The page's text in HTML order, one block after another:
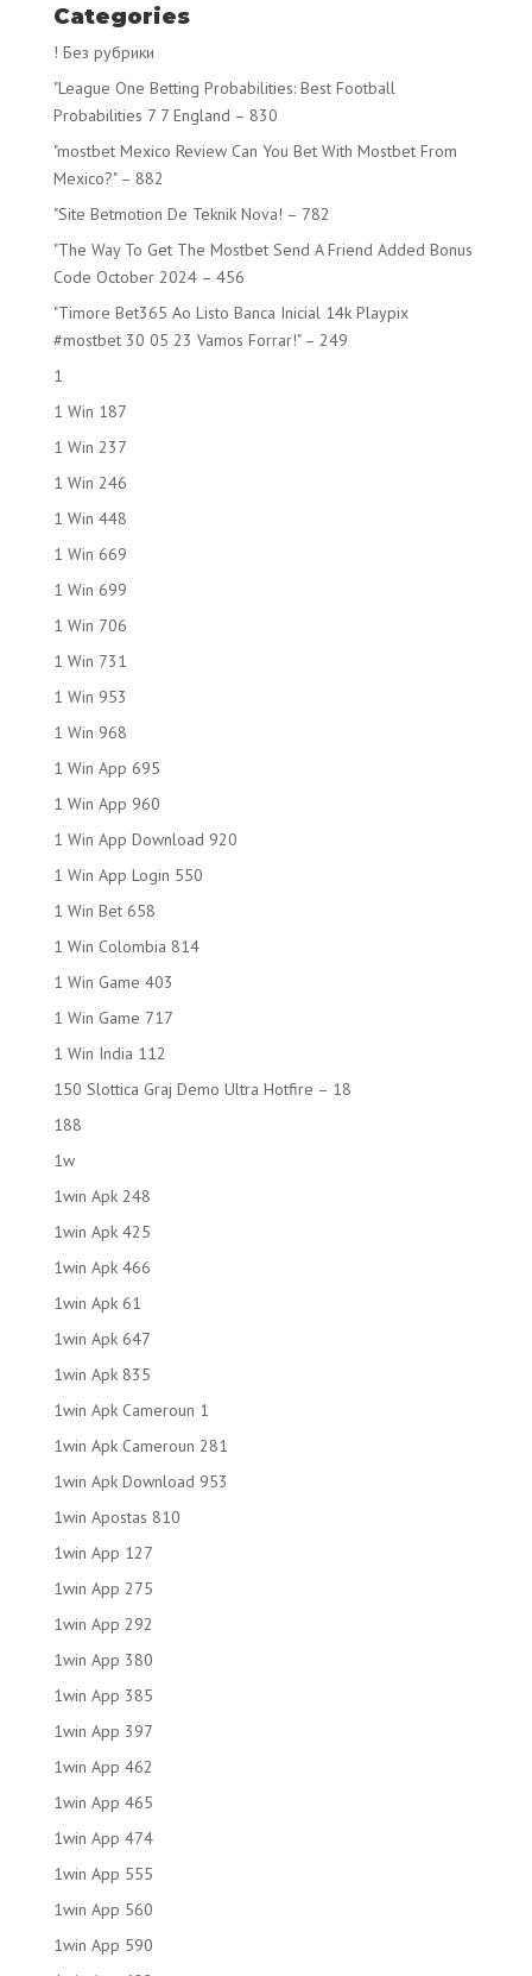
Categories
! Без рубрики
"League One Betting Probabilities: Best Football
Probabilities 7 7 England – 830
"mostbet Mexico Review Can You Bet With Mostbet From
Mexico?" – 882
"Site Betmotion De Teknik Nova! – 782
"The Way To Get The Mostbet Send A Friend Added Bonus
Code October 2024 – 456
"Timore Bet365 Ao Listo Banca Inicial 14k Playpix
#mostbet 30 05 23 Vamos Forrar!" – 249
1
1 Win 187
1 Win 237
1 Win 246
1 Win 448
1 Win 669
1 Win 699
1 Win 706
1 Win 731
1 Win 953
1 Win 968
1 Win App 695
1 Win App 960
1 Win App Download 920
1 Win App Login 550
1 Win Bet 658
1 Win Colombia 814
1 Win Game 403
1 Win Game 717
1 Win India 112
150 Slottica Graj Demo Ultra Hotfire – 18
188
1w
1win Apk 248
1win Apk 425
1win Apk 466
1win Apk 61
1win Apk 647
1win Apk 835
1win Apk Cameroun 1
1win Apk Cameroun 281
1win Apk Download 953
1win Apostas 810
1win App 127
1win App 275
1win App 292
1win App 380
1win App 385
1win App 397
1win App 462
1win App 465
1win App 474
1win App 555
1win App 560
1win App 590